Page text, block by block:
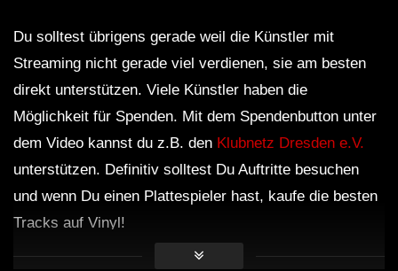
Du solltest übrigens gerade weil die Künstler mit
Streaming nicht gerade viel verdienen, sie am besten
direkt unterstützen. Viele Künstler haben die
Möglichkeit für Spenden. Mit dem Spendenbutton unter
dem Video kannst du z.B. den Klubnetz Dresden e.V.
unterstützen. Definitiv solltest Du Auftritte besuchen
und wenn Du einen Plattespieler hast, kaufe die besten
Tracks auf Vinyl!